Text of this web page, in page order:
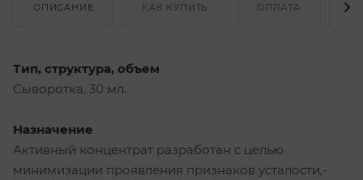
ОПИСАНИЕ КАК КУПИТЬ ОПЛАТА
Тип, структура, объем
Сыворотка, 30 мл.
Назначение
Активный концентрат разработан с целью
минимизации проявления признаков усталости,-